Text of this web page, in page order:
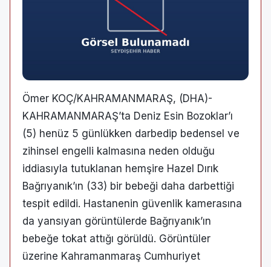
Ömer KOÇ/KAHRAMANMARAŞ, (DHA)-
KAHRAMANMARAŞ’ta Deniz Esin Bozoklar’ı
(5) henüz 5 günlükken darbedip bedensel ve
zihinsel engelli kalmasına neden olduğu
iddiasıyla tutuklanan hemşire Hazel Dırık
Bağrıyanık’ın (33) bir bebeği daha darbettiği
tespit edildi. Hastanenin güvenlik kamerasına
da yansıyan görüntülerde Bağrıyanık’ın
bebeğe tokat attığı görüldü. Görüntüler
üzerine Kahramanmaraş Cumhuriyet